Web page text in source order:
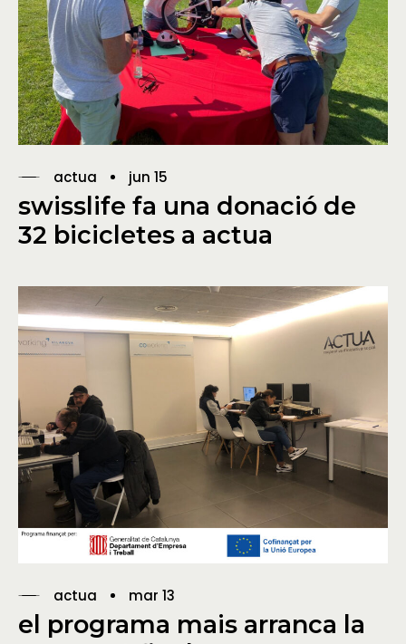
actua jun 15
swisslife fa una donació de
32 bicicletes a actua
actua mar 13
el programa mais arranca la